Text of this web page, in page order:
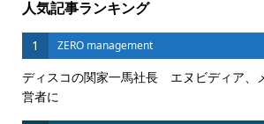
人気記事ランキング
1 ZERO management
ディスコの関家一馬社長 エヌビディア、
営者に